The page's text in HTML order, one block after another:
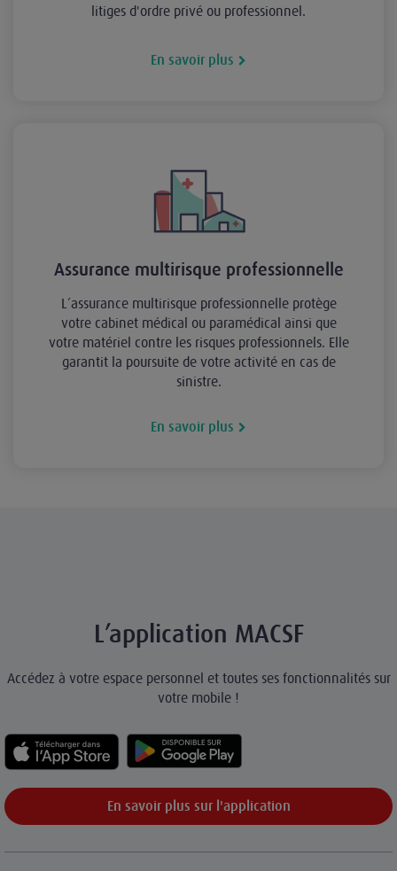
litiges d'ordre privé ou professionnel.
En savoir plus
Assurance multirisque professionnelle
L’assurance multirisque professionnelle protège
votre cabinet médical ou paramédical ainsi que
votre matériel contre les risques professionnels. Elle
garantit la poursuite de votre activité en cas de
sinistre.
En savoir plus
L’application MACSF
Accédez à votre espace personnel et toutes ses fonctionnalités sur
votre mobile !
En savoir plus sur l'application